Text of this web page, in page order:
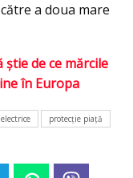
a doua mare
știe de ce mărcile
în Europa
protecție piață